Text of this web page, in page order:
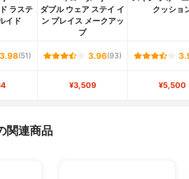
ラステ
イド
ダブル ウェア ステイ イ
ン プレイス メークアッ
プ
クッショ
3.98(51) 3.96(93)
¥3,509 ¥5,500
関連商品